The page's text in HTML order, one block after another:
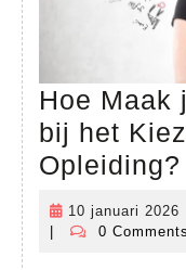
Hoe Maak
bij het
Opleiding?
10 januari 2026
0 Comments